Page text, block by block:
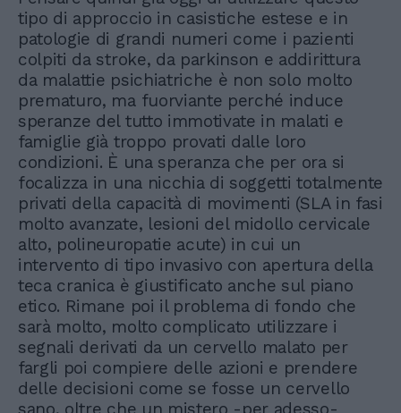
tipo di approccio in casistiche estese e in
patologie di grandi numeri come i pazienti
colpiti da stroke, da parkinson e addirittura
da malattie psichiatriche è non solo molto
prematuro, ma fuorviante perché induce
speranze del tutto immotivate in malati e
famiglie già troppo provati dalle loro
condizioni. È una speranza che per ora si
focalizza in una nicchia di soggetti totalmente
privati della capacità di movimenti (SLA in fasi
molto avanzate, lesioni del midollo cervicale
alto, polineuropatie acute) in cui un
intervento di tipo invasivo con apertura della
teca cranica è giustificato anche sul piano
etico. Rimane poi il problema di fondo che
sarà molto, molto complicato utilizzare i
segnali derivati da un cervello malato per
fargli poi compiere delle azioni e prendere
delle decisioni come se fosse un cervello